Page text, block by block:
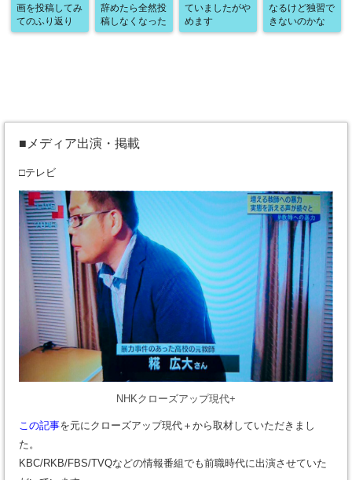
画を投稿してみ
てのふり返り
辞めたら全然投
稿しなくなった
ていましたがや
めます
なるけど独習で
きないのかな
■メディア出演・掲載
□テレビ
NHKクローズアップ現代+
この記事を元にクローズアップ現代＋から取材していただきまし
た。
KBC/RKB/FBS/TVQなどの情報番組でも前職時代に出演させていた